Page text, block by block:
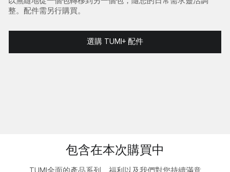
整。配件需另行購買。
選購 TUMI+ 配件
包含在本次購買中